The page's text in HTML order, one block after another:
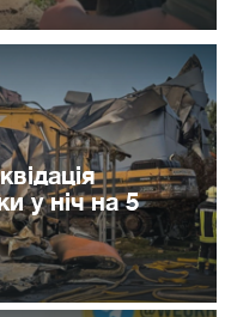
у ніч на 5